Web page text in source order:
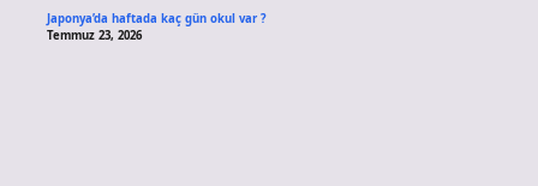
Japonya’da haftada kaç gün okul var ?
Temmuz 23, 2026